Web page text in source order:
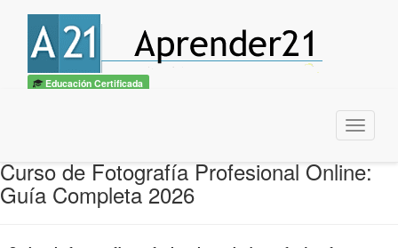
Educación Certificada
Menu
Curso de Fotografía Profesional Online:
Guía Completa 2026